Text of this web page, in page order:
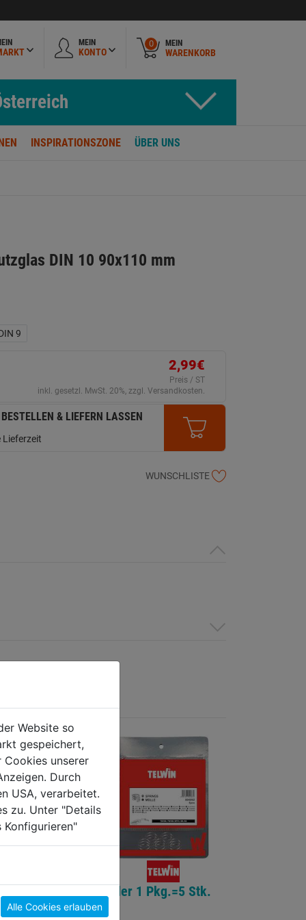
MEIN
KONTO
0 MEIN
WARENKORB
INSPIRATIONSZONE ÜBER UNS
DIN 10 90x110 mm
9
2,99€
Preis / ST
inkl. gesetzl. MwSt. 20%, zzgl. Versandkosten.
& LIEFERN LASSEN
Lieferzeit
WUNSCHLISTE
1 Pkg.=5
Feder 1 Pkg.=5 Stk.
Website so
gespeichert,
Cookies unserer
Durch
USA, verarbeitet.
zu. Unter "Details
Alle Cookies erlauben